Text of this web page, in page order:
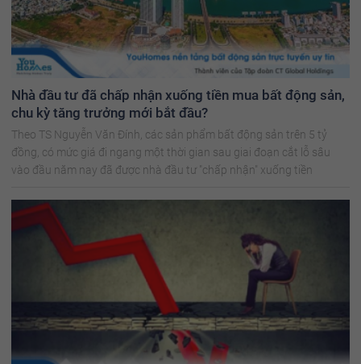
Nhà đầu tư đã chấp nhận xuống tiền mua bất động sản,
chu kỳ tăng trưởng mới bắt đầu?
Theo TS Nguyễn Văn Đính, các sản phẩm bất động sản trên 5 tỷ
đồng, có mức giá đi ngang một thời gian sau giai đoạn cắt lỗ sâu
vào đầu năm nay đã được nhà đầu tư "chấp nhận" xuống tiền